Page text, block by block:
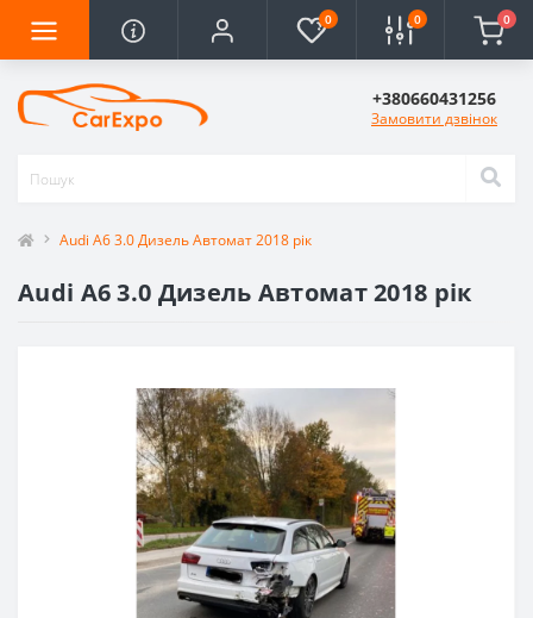
0 0 0
+380660431256
Замовити дзвінок
Audi A6 3.0 Дизель Автомат 2018 рік
Audi A6 3.0 Дизель Автомат 2018 рік